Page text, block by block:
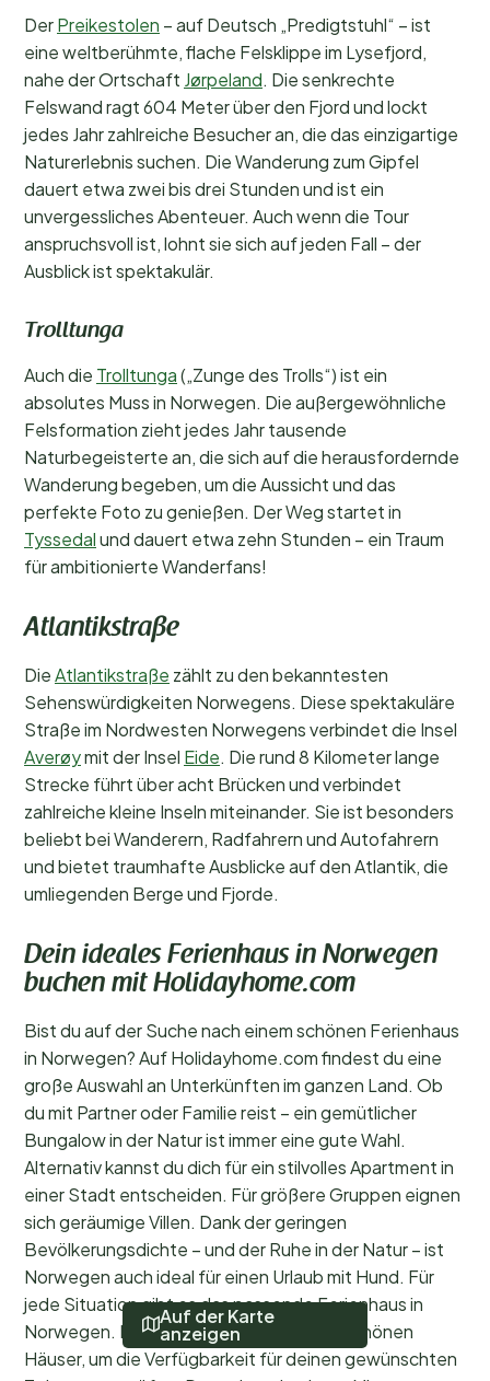
DerPreikestolen – auf Deutsch „Predigtstuhl“ – ist
eine weltberühmte, flache Felsklippe im Lysefjord,
nahe der Ortschaft Jørpeland. Die senkrechte
Felswand ragt 604 Meter über den Fjord und lockt
jedes Jahr zahlreiche Besucher an, die das einzigartige
Naturerlebnis suchen. Die Wanderung zum Gipfel
dauert etwa zwei bis drei Stunden und ist ein
unvergessliches Abenteuer. Auch wenn die Tour
anspruchsvoll ist, lohnt sie sich auf jeden Fall – der
Ausblick ist spektakulär.
Trolltunga
Auch die Trolltunga(„Zunge des Trolls“) ist ein
absolutes Muss in Norwegen. Die außergewöhnliche
Felsformation zieht jedes Jahr tausende
Naturbegeisterte an, die sich auf die herausfordernde
Wanderung begeben, um die Aussicht und das
perfekte Foto zu genießen. Der Weg startet in
Tyssedalund dauert etwa zehn Stunden – ein Traum
für ambitionierte Wanderfans!
Atlantikstraße
DieAtlantikstraße zählt zu den bekanntesten
Sehenswürdigkeiten Norwegens. Diese spektakuläre
Straße im Nordwesten Norwegens verbindet die Insel
Averøymit der Insel Eide. Die rund 8 Kilometer lange
Strecke führt über acht Brücken und verbindet
zahlreiche kleine Inseln miteinander. Sie ist besonders
beliebt bei Wanderern, Radfahrern und Autofahrern
und bietet traumhafte Ausblicke auf den Atlantik, die
umliegenden Berge und Fjorde.
Dein ideales Ferienhaus in Norwegen
buchen mit Holidayhome.com
Bist du auf der Suche nach einem schönen Ferienhaus
in Norwegen? Auf Holidayhome.com findest du eine
große Auswahl an Unterkünften im ganzen Land. Ob
du mit Partner oder Familie reist – ein gemütlicher
Bungalow in der Natur ist immer eine gute Wahl.
Alternativ kannst du dich für ein stilvolles Apartment in
einer Stadt entscheiden. Für größere Gruppen eignen
sich geräumige Villen. Dank der geringen
Bevölkerungsdichte – und der Ruhe in der Natur – ist
Norwegen auch ideal für einen Urlaub mit Hund. Für
jede Situation gibt es das passende Ferienhaus in
Norwegen. Klicke einfach auf eines der schönen
Häuser, um die Verfügbarkeit für deinen gewünschten
Auf der Karte
anzeigen